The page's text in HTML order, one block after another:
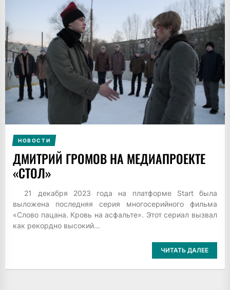
НОВОСТИ
ДМИТРИЙ ГРОМОВ НА МЕДИАПРОЕКТЕ
«СТОЛ»
21 декабря 2023 года на платформе Start была
выложена последняя серия многосерийного фильма
«Слово пацана. Кровь на асфальте». Этот сериал вызвал
как рекордно высокий...
ЧИТАТЬ ДАЛЕЕ